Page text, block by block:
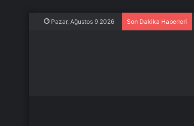
Pazar, Ağustos 9 2026 Son Dakika Haberleri